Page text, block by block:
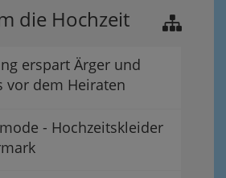
die Hochzeit
erspart Ärger und
vor dem Heiraten
- Hochzeitskleider